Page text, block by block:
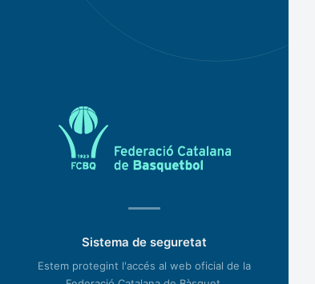
Sistema de seguretat
Estem protegint l'accés al web oficial de la